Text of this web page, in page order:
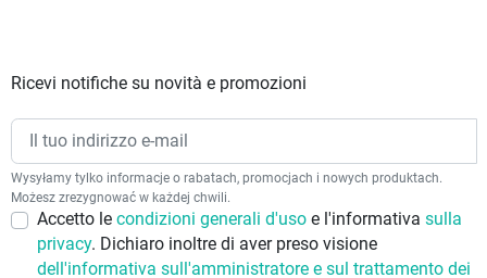
Ricevi notifiche su novità e promozioni
Wysyłamy tylko informacje o rabatach, promocjach i nowych produktach.
Możesz zrezygnować w każdej chwili.
Accetto le condizioni generali d'uso e l'informativa sulla
privacy. Dichiaro inoltre di aver preso visione
dell'informativa sull'amministratore e sul trattamento dei